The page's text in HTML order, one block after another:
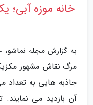
خانه موزه آبی؛
به گزارش مجله نماشو،
مرگ نقاش مشهور
جاذبه هایی به تعداد
آن بازدید می نمایند.